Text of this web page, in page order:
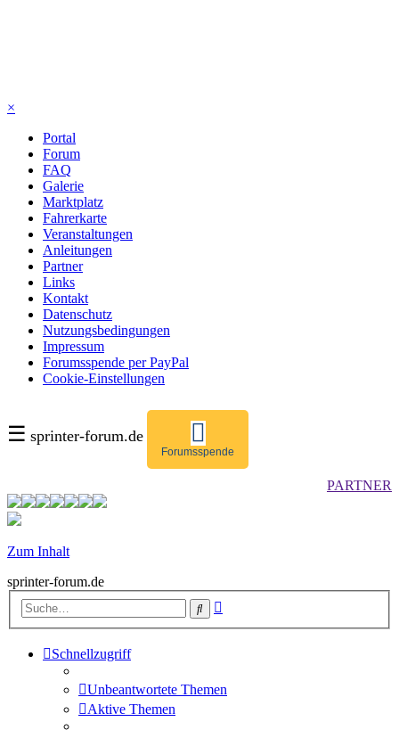
×
Portal
Forum
FAQ
Galerie
Marktplatz
Fahrerkarte
Veranstaltungen
Anleitungen
Partner
Links
Kontakt
Datenschutz
Nutzungsbedingungen
Impressum
Forumsspende per PayPal
Cookie-Einstellungen
☰ sprinter-forum.de
Forumsspende
PARTNER
Zum Inhalt
sprinter-forum.de
Suche
Schnellzugriff
Unbeantwortete Themen
Aktive Themen